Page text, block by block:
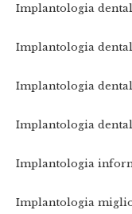
Implantologia
Implantologia
Implantologia
Implantologia
Implantologia
Implantologia